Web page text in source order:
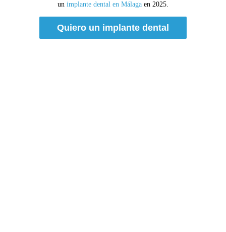
un implante dental en Málaga en 2025.
Quiero un implante dental